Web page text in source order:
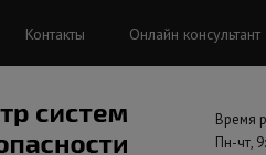
Контакты Онлайн консультант
Время
Пн-чт,